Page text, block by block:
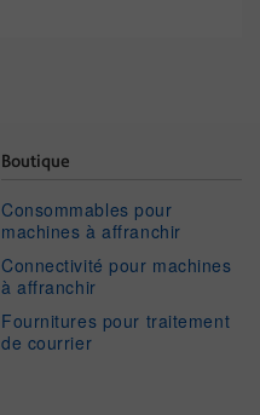
Boutique
Consommables pour
machines à affranchir
Connectivité pour machines
à affranchir
Fournitures pour traitement
de courrier